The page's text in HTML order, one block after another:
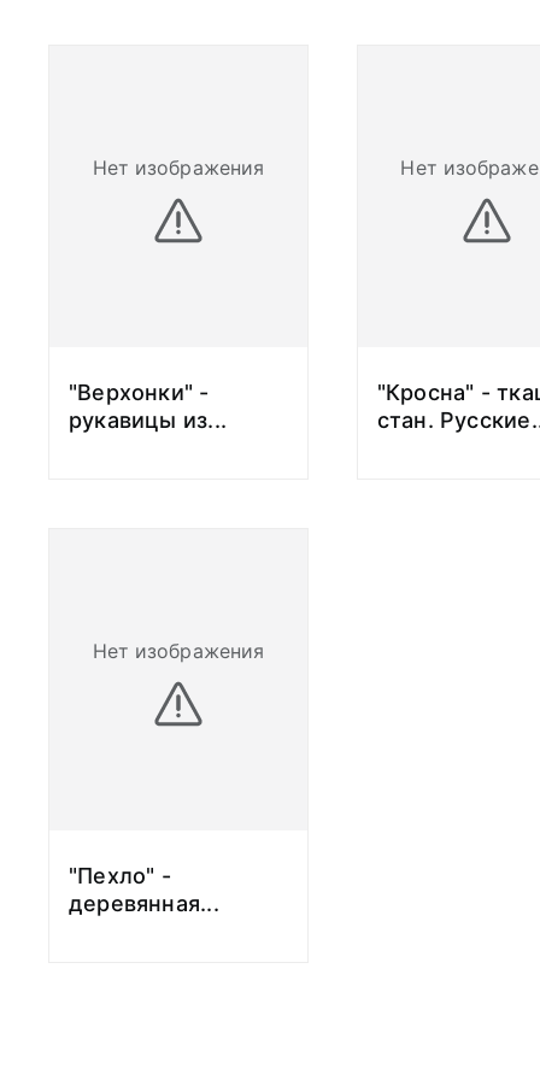
Нет изображения
"Верхонки" -
рукавицы из...
Нет
"Кросна" -
стан. Русские.
Нет изображения
"Пехло" -
деревянная...